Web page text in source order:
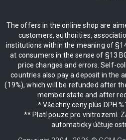
The offers in the online shop are
customers, authorities,
institutions within the meaning of
at consumers in the sense of §13
price changes and errors. Self-
countries also pay a deposit in the
(19%), which will be refunded after
member state and after
* Všechny ceny plus DPH
** Platí pouze pro vnitrozemí.
automaticky účtuje